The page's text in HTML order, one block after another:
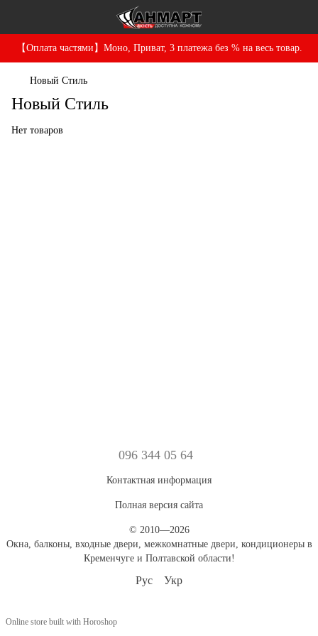
【Оплата частями】Моно, Приват, 3 платежа без % на весь товар.
Новый Стиль
Новый Стиль
Нет товаров
096 344 05 64
Контактная информация
Полная версия сайта
© 2010—2026
Окна, балконы, входные двери, межкомнатные двери, кондиционеры в
Кременчуге и Полтавской области!
Рус Укр
Online store built with Horoshop